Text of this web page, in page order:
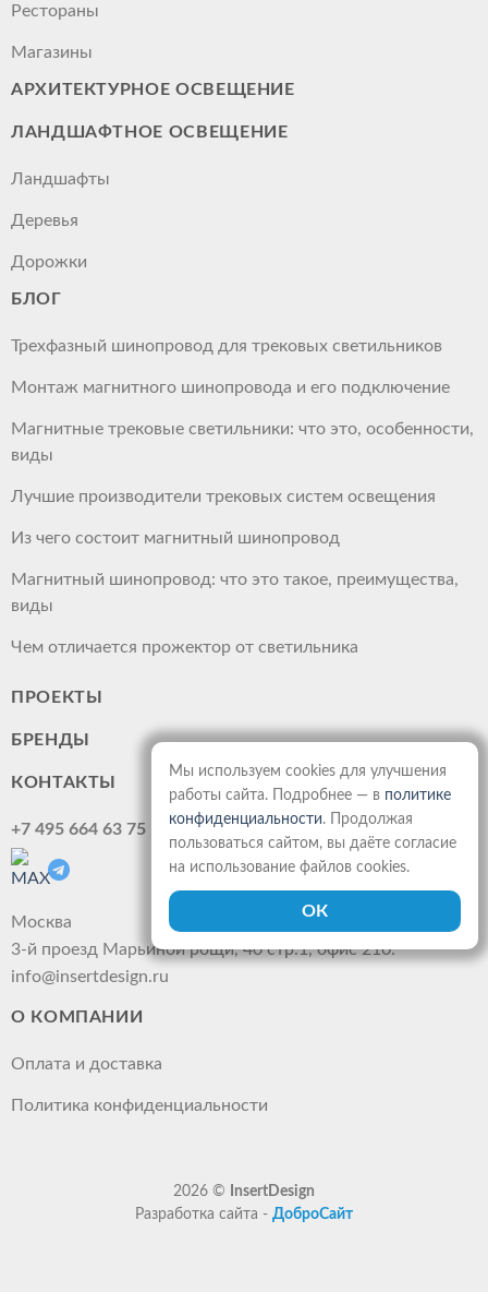
Рестораны
Магазины
АРХИТЕКТУРНОЕ ОСВЕЩЕНИЕ
ЛАНДШАФТНОЕ ОСВЕЩЕНИЕ
Ландшафты
Деревья
Дорожки
БЛОГ
Трехфазный шинопровод для трековых светильников
Монтаж магнитного шинопровода и его подключение
Магнитные трековые светильники: что это, особенности,
виды
Лучшие производители трековых систем освещения
Из чего состоит магнитный шинопровод
Магнитный шинопровод: что это такое, преимущества,
виды
Чем отличается прожектор от светильника
ПРОЕКТЫ
БРЕНДЫ
КОНТАКТЫ
+7 495 664 63 75
Москва
3-й проезд Марьиной рощи, 40 стр.1, офис 210.
info@insertdesign.ru
О КОМПАНИИ
Оплата и доставка
Политика конфиденциальности
2026 ©
InsertDesign
Разработка сайта - ДоброСайт
Мы используем cookies для улучшения
работы сайта. Подробнее — в политике
конфиденциальности. Продолжая
пользоваться сайтом, вы даёте согласие
на использование файлов cookies.